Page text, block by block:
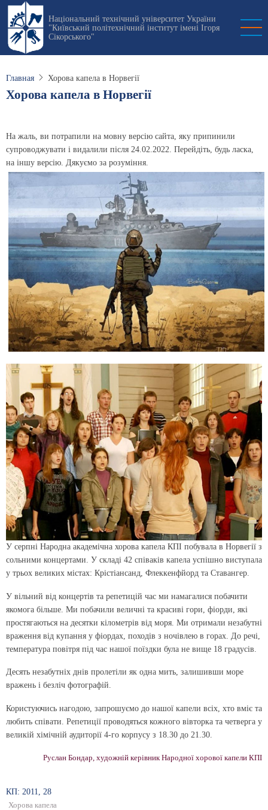
Перейти
основному
содержанию
Національний технічний університет України
"Київський політехнічний інститут імені Ігоря
Сікорського"
Главная Хорова капела в Норвегії
Хорова капела в Норвегії
На жаль, ви потрапили на мовну версію сайта, яку припинили
супроводжувати і видалили після 24.02.2022. Перейдіть, будь ласка,
на іншу версію. Дякуємо за розуміння.
У серпні Народна академічна хорова капела КПІ побувала в Норвегії з
сольними концертами. У складі 42 співаків капела успішно виступала
у трьох великих містах: Крістіансанд, Флеккенфйорд та Ставангер.
У вільний від концертів та репетицій час ми намагалися побачити
якомога більше. Ми побачили величні та красиві гори, фіорди, які
простягаються на десятки кілометрів від моря. Ми отримали незабутні
враження від купання у фіордах, походів з ночівлею в горах. До речі,
температура повітря під час нашої поїздки була не вище 18 градусів.
Десять незабутніх днів пролетіли як одна мить, залишивши море
вражень і безліч фотографій.
Користуючись нагодою, запрошуємо до нашої капели всіх, хто вміє та
любить співати. Репетиції проводяться кожного вівторка та четверга у
великій хімічній аудиторії 4-го корпусу з 18.30 до 21.30.
Руслан Бондар, художній керівник Народної хорової капели КПІ
КП: 2011, 28
Хорова капела